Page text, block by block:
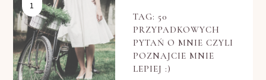
TAG: 50
PRZYPADKOWYCH
PYTAŃ O MNIE CZYLI
POZNAJCIE MNIE
LEPIEJ :)